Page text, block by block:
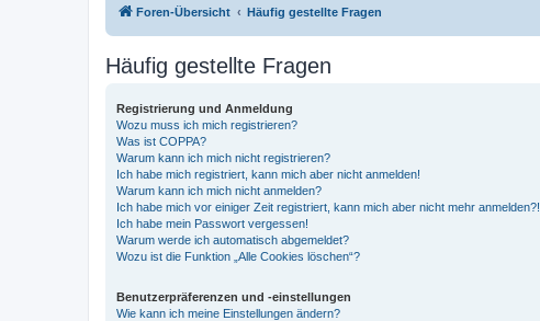
Foren-Übersicht Häufig gestellte Fragen
Häufig gestellte Fragen
Registrierung und Anmeldung
Wozu muss ich mich registrieren?
Was ist COPPA?
Warum kann ich mich nicht registrieren?
Ich habe mich registriert, kann mich aber nicht anmelden!
Warum kann ich mich nicht anmelden?
Ich habe mich vor einiger Zeit registriert, kann mich aber nicht mehr anmelden?!
Ich habe mein Passwort vergessen!
Warum werde ich automatisch abgemeldet?
Wozu ist die Funktion „Alle Cookies löschen“?
Benutzerpräferenzen und -einstellungen
Wie kann ich meine Einstellungen ändern?